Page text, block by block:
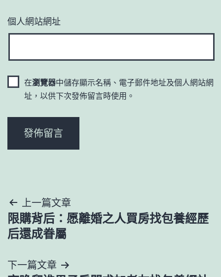
個人網站網址
在瀏覽器中儲存顯示名稱、電子郵件地址及個人網站網
址，以供下次發佈留言時使用。
文
章
上一篇文章
限購背后：愿離婚之人買房找包養經歷
后還成眷屬
下一篇文章